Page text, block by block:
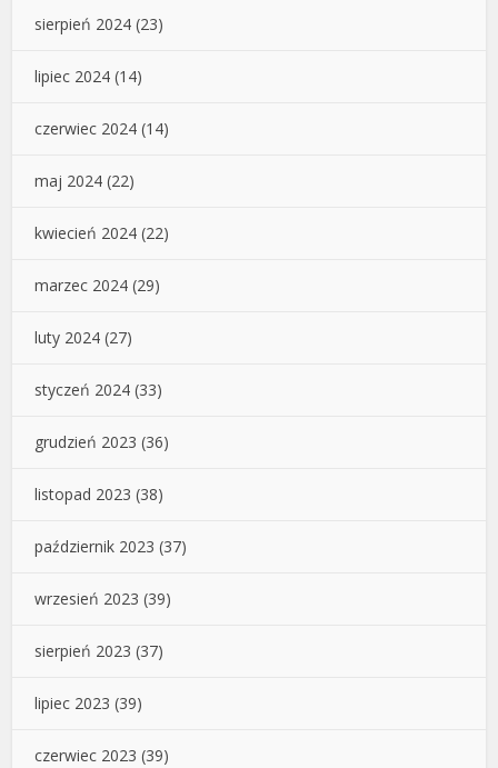
sierpień 2024 (23)
lipiec 2024 (14)
czerwiec 2024 (14)
maj 2024 (22)
kwiecień 2024 (22)
marzec 2024 (29)
luty 2024 (27)
styczeń 2024 (33)
grudzień 2023 (36)
listopad 2023 (38)
październik 2023 (37)
wrzesień 2023 (39)
sierpień 2023 (37)
lipiec 2023 (39)
czerwiec 2023 (39)